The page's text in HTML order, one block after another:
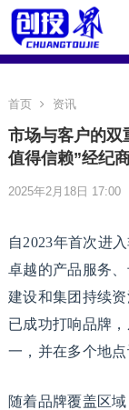
首页 资讯
市场与客户的双
值得信赖”经纪
2025年2月18日 17:00
自2023年首次进
卓越的产品服务
建设和集团持续
已成功打响品牌
一，并在多个地点
随着品牌覆盖区